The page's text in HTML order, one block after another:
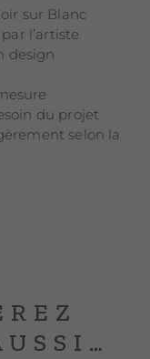
sur Blanc
l’artiste
design
du projet
selon la